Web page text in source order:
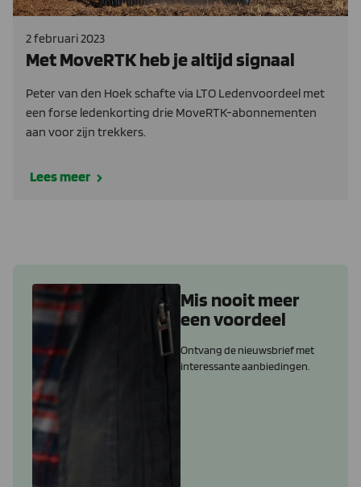
2 februari 2023
Met MoveRTK heb je altijd signaal
Peter van den Hoek schafte via LTO Ledenvoordeel met
een forse ledenkorting drie MoveRTK-abonnementen
aan voor zijn trekkers.
Lees meer
Mis nooit meer
een voordeel
Ontvang de nieuwsbrief met
interessante aanbiedingen.